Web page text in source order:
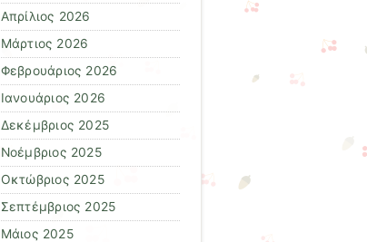
Απρίλιος 2026
Μάρτιος 2026
Φεβρουάριος 2026
Ιανουάριος 2026
Δεκέμβριος 2025
Νοέμβριος 2025
Οκτώβριος 2025
Σεπτέμβριος 2025
Μάιος 2025